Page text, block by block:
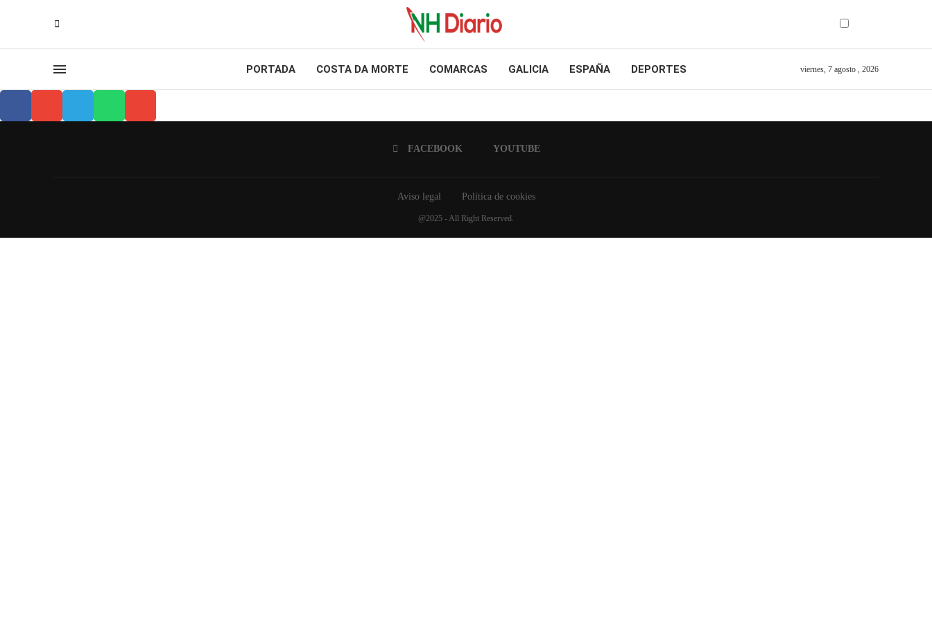
PORTADA COSTA DA MORTE COMARCAS GALICIA ESPAÑA DEPORTES viernes, 7 agosto , 2026
FACEBOOK YOUTUBE
Aviso legal Política de cookies
@2025 - All Right Reserved.